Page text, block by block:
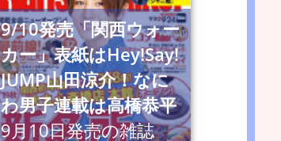
9/10発売「関西ウォー
カー」表紙はHey!Say!
JUMP山田涼介！なに
わ男子連載は高橋恭平
9月10日発売の雑誌